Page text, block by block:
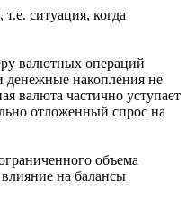
ситуация, когда
валютных операций
денежные накопления не
валюта частично уступает
отложенный спрос на
объема
на балансы